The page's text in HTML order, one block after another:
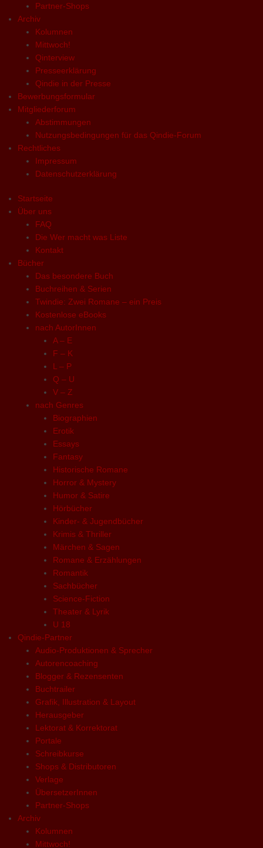
Partner-Shops
Archiv
Kolumnen
Mittwoch!
Qinterview
Presseerklärung
Qindie in der Presse
Bewerbungsformular
Mitgliederforum
Abstimmungen
Nutzungsbedingungen für das Qindie-Forum
Rechtliches
Impressum
Datenschutzerklärung
Startseite
Über uns
FAQ
Die Wer macht was Liste
Kontakt
Bücher
Das besondere Buch
Buchreihen & Serien
Twindie: Zwei Romane – ein Preis
Kostenlose eBooks
nach AutorInnen
A – E
F – K
L – P
Q – U
V – Z
nach Genres
Biographien
Erotik
Essays
Fantasy
Historische Romane
Horror & Mystery
Humor & Satire
Hörbücher
Kinder- & Jugendbücher
Krimis & Thriller
Märchen & Sagen
Romane & Erzählungen
Romantik
Sachbücher
Science-Fiction
Theater & Lyrik
U 18
Qindie-Partner
Audio-Produktionen & Sprecher
Autorencoaching
Blogger & Rezensenten
Buchtrailer
Grafik, Illustration & Layout
Herausgeber
Lektorat & Korrektorat
Portale
Schreibkurse
Shops & Distributoren
Verlage
ÜbersetzerInnen
Partner-Shops
Archiv
Kolumnen
Mittwoch!